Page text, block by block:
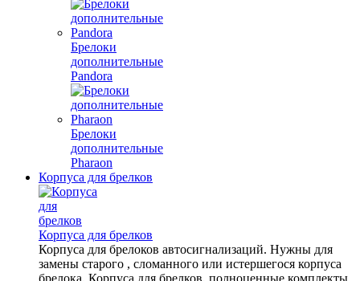
Брелоки
дополнительные
Pandora
Брелоки
дополнительные
Pharaon
Корпуса для брелков
Корпуса для брелков
Корпуса для брелоков автосигнализаций. Нужны для
замены старого , сломанного или истершегося корпуса
брелока. Корпуса для брелков, полноценные комплекты